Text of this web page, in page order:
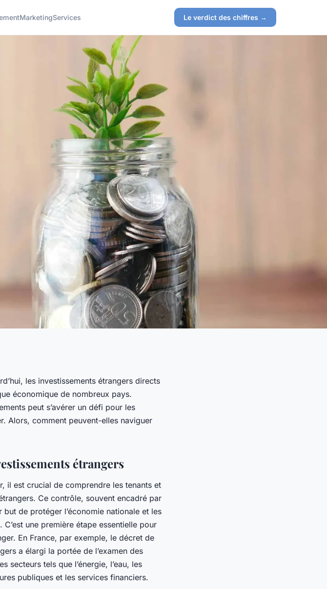
MarketingServices Le verdict des chiffres →
les investissements étrangers directs
économique de nombreux pays.
peut s’avérer un défi pour les
Alors, comment peuvent-elles naviguer
étrangers
il est crucial de comprendre les tenants et
Ce contrôle, souvent encadré par
de protéger l’économie nationale et les
une première étape essentielle pour
En France, par exemple, le décret de
a élargi la portée de l’examen des
secteurs tels que l’énergie, l’eau, les
publiques et les services financiers.